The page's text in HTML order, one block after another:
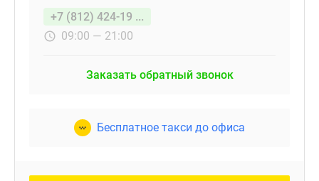
+7 (812) 424-19 ...
09:00 — 21:00
Заказать обратный звонок
Бесплатное такси до офиса